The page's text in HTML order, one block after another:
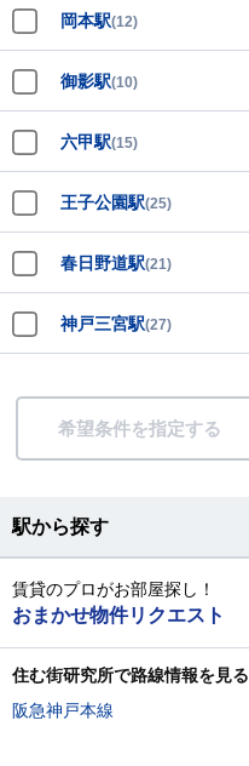
岡本駅(12)
御影駅(10)
六甲駅(15)
王子公園駅(25)
春日野道駅(21)
神戸三宮駅(27)
希望条件を指定する
駅から探す
賃貸のプロがお部屋探し！
おまかせ物件リクエスト
住む街研究所で路線情報を見る
阪急神戸本線